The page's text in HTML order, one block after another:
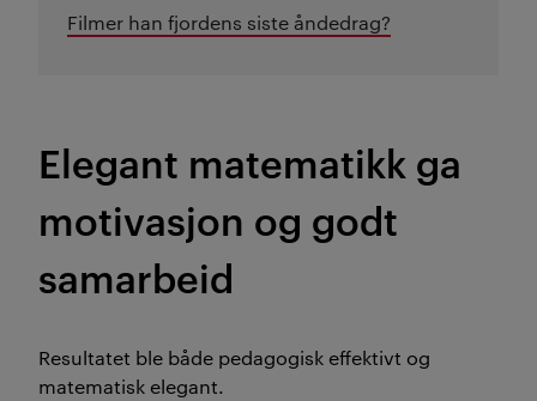
Filmer han fjordens siste åndedrag?
Elegant matematikk ga
motivasjon og godt
samarbeid
Resultatet ble både pedagogisk effektivt og
matematisk elegant.